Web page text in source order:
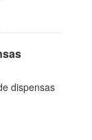
dispensas